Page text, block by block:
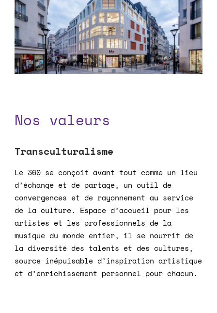
Nos valeurs
Transculturalisme
Le 360 se conçoit avant tout comme un lieu
d’échange et de partage, un outil de
convergences et de rayonnement au service
de la culture. Espace d’accueil pour les
artistes et les professionnels de la
musique du monde entier, il se nourrit de
la diversité des talents et des cultures,
source inépuisable d’inspiration artistique
et d’enrichissement personnel pour chacun.